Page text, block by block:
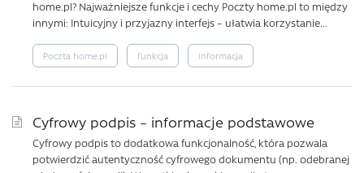
home.pl? Najważniejsze funkcje i cechy Poczty home.pl to między
innymi: Intuicyjny i przyjazny interfejs – ułatwia korzystanie...
Poczta home.pl funkcja informacja
Cyfrowy podpis – informacje podstawowe
Cyfrowy podpis to dodatkowa funkcjonalność, która pozwala
potwierdzić autentyczność cyfrowego dokumentu (np. odebranej